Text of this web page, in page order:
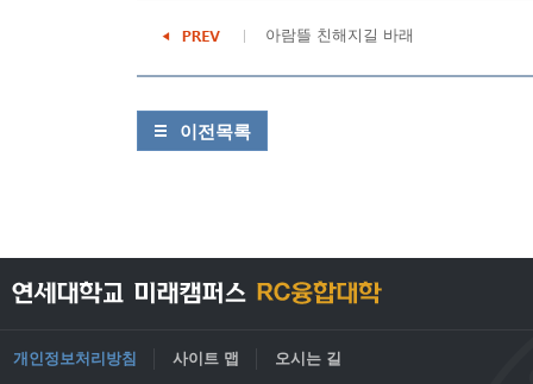
아람뜰 친해지길 바래
이전목록
개인정보처리방침 사이트 맵 오시는 길